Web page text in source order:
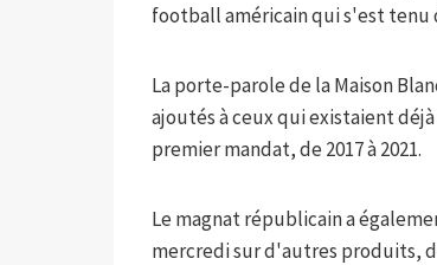
football américain qui s'est tenu
La porte-parole de la Maison
ajoutés à ceux qui existaient
premier mandat, de 2017 à 2021.
Le magnat républicain a
mercredi sur d'autres produits,